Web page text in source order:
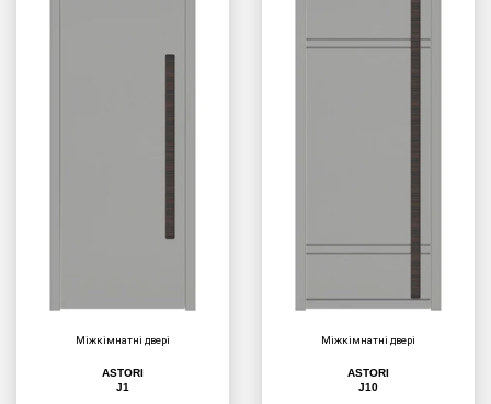
Міжкімнатні двері
ASTORI
J1
Міжкімнатні двері
ASTORI
J10